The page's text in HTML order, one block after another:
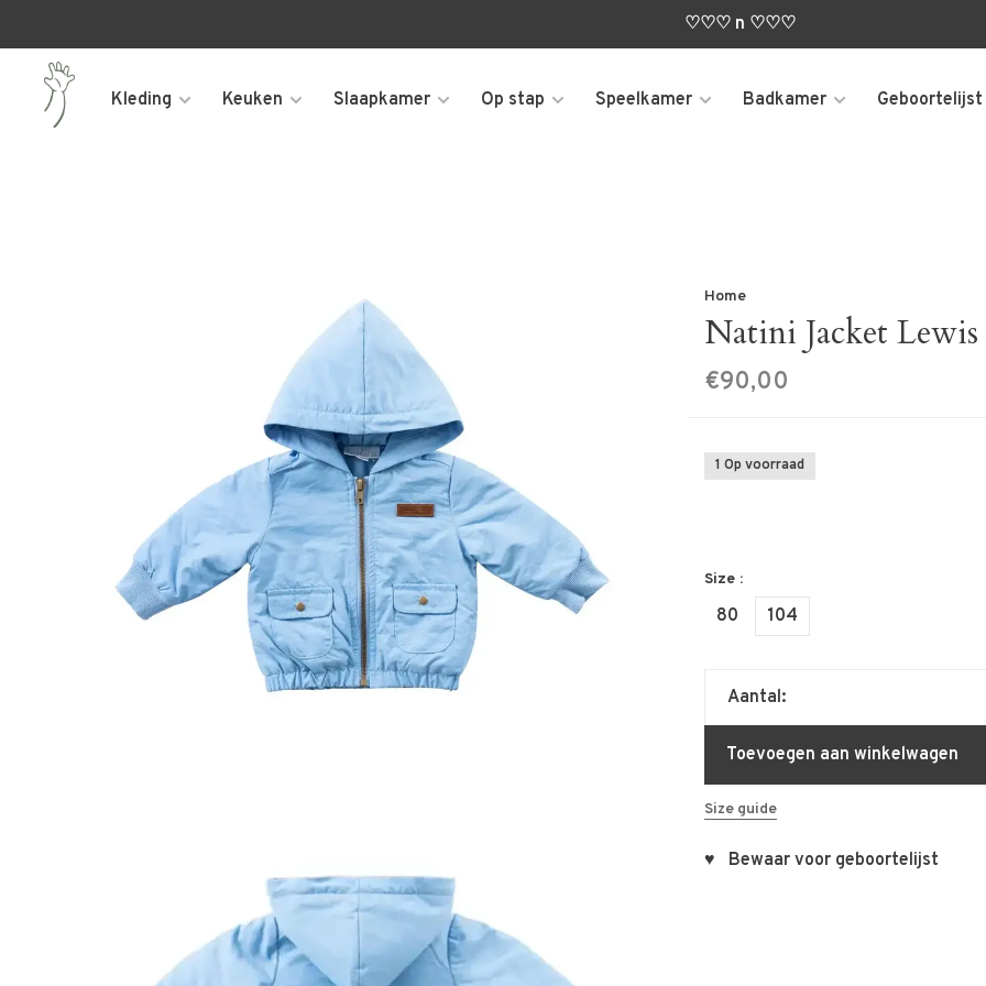
♡♡♡ n ♡♡♡
Kleding Keuken Slaapkamer Op stap Speelkamer Badkamer Geboortelijst
Home
Natini Jacket
€90,00
1 Op voorraad
Size :
80 104
Aantal:
Toevoegen aan winkelwagen
Size guide
♥ Bewaar voor geboortelijst